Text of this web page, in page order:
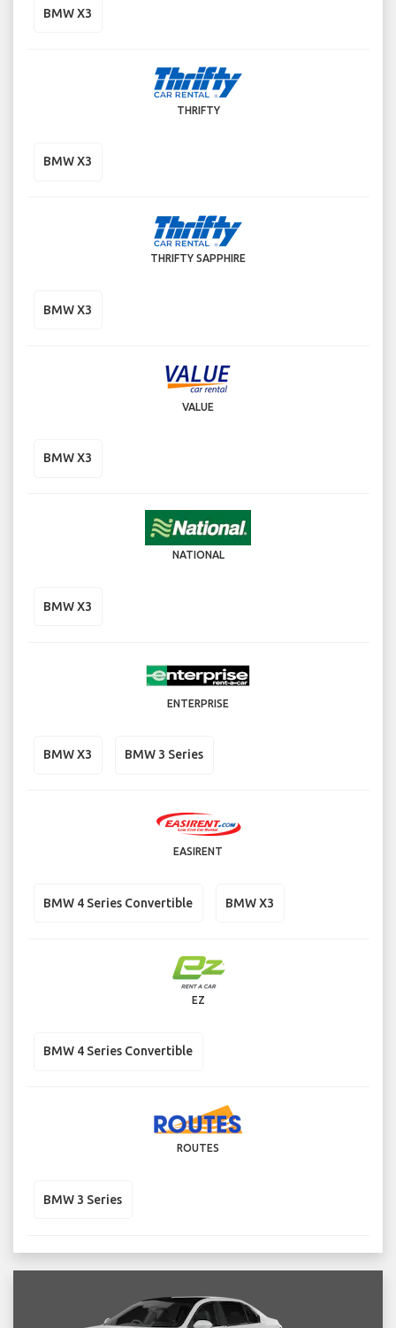
BMW X3
THRIFTY
BMW X3
THRIFTY SAPPHIRE
BMW X3
VALUE
BMW X3
NATIONAL
BMW X3
ENTERPRISE
BMW X3 BMW 3 Series
EASIRENT
BMW 4 Series Convertible BMW X3
EZ
BMW 4 Series Convertible
ROUTES
BMW 3 Series